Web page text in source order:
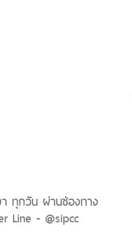
ทุกวัน ผ่านช่องทาง
Line - @sipcc